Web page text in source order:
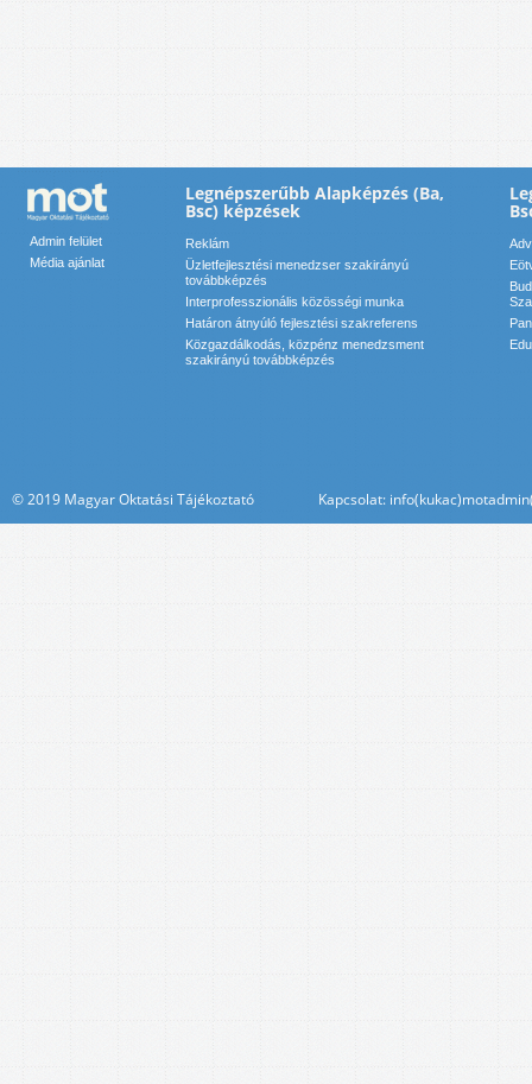
Admin felület
Média ajánlat
Legnépszerűbb Alapképzés (Ba,
Bsc) képzések
Reklám
Üzletfejlesztési menedzser szakirányú
továbbképzés
Interprofesszionális közösségi munka
Határon átnyúló fejlesztési szakreferens
Közgazdálkodás, közpénz menedzsment
szakirányú továbbképzés
© 2019 Magyar Oktatási Tájékoztató Kapcsolat: